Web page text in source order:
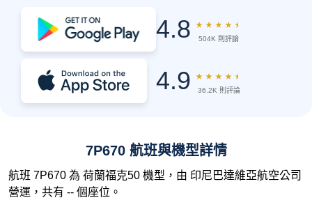
4.8 ★ ★ ★ ★ ★
504K 則評論
4.9 ★ ★ ★ ★ ★
36.2K 則評論
7P670 航班與機型詳情
航班 7P670 為 荷蘭福克50 機型，由 印尼巴達維亞航空公司
營運，共有 -- 個座位。